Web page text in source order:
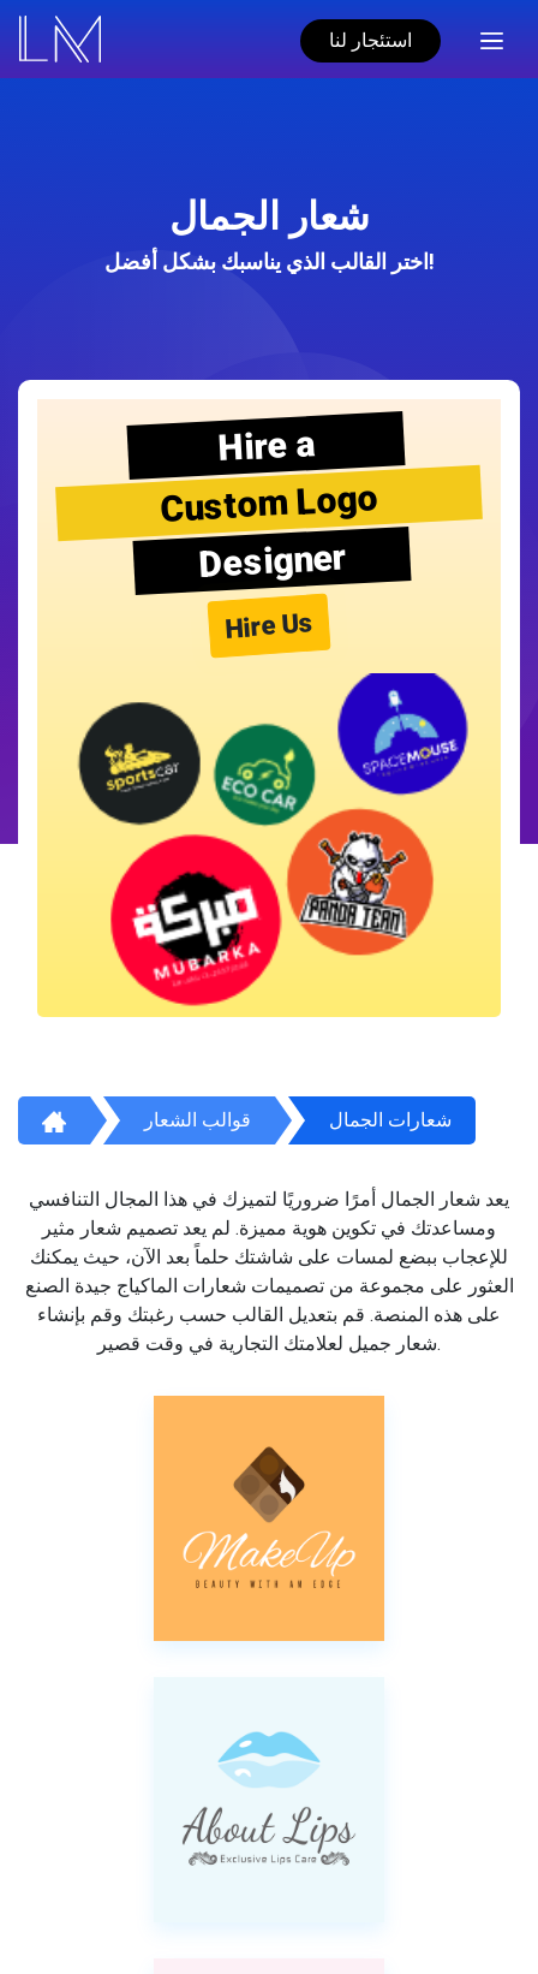
استئجار لنا
شعار الجمال
اختر القالب الذي يناسبك بشكل أفضل!
Hire a
Custom Logo
Designer
Hire Us
قوالب الشعار شعارات الجمال
يعد شعار الجمال أمرًا ضروريًا لتميزك في هذا المجال التنافسي
ومساعدتك في تكوين هوية مميزة. لم يعد تصميم شعار مثير
للإعجاب ببضع لمسات على شاشتك حلماً بعد الآن، حيث يمكنك
العثور على مجموعة من تصميمات شعارات الماكياج جيدة الصنع
على هذه المنصة. قم بتعديل القالب حسب رغبتك وقم بإنشاء
شعار جميل لعلامتك التجارية في وقت قصير.